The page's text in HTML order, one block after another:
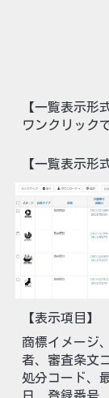
【一覧表示形
ワンクリック
【一覧表示形
【表示項目】
商標イメージ
者、審査条文
処分コード、